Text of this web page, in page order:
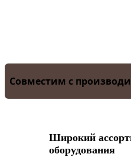
Совместим с
Широкий
оборудования